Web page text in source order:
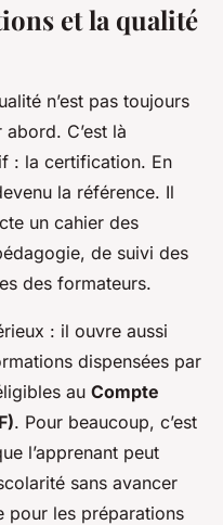
et la qualité
n’est pas toujours
C’est là
: la certification. En
la référence. Il
un cahier des
de suivi des
des formateurs.
: il ouvre aussi
dispensées par
au Compte
. Pour beaucoup, c’est
l’apprenant peut
sans avancer
pour les préparations